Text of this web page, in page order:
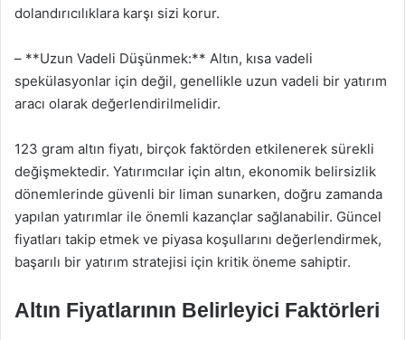
dolandırıcılıklara karşı sizi korur.
– **Uzun Vadeli Düşünmek:** Altın, kısa vadeli
spekülasyonlar için değil, genellikle uzun vadeli bir yatırım
aracı olarak değerlendirilmelidir.
123 gram altın fiyatı, birçok faktörden etkilenerek sürekli
değişmektedir. Yatırımcılar için altın, ekonomik belirsizlik
dönemlerinde güvenli bir liman sunarken, doğru zamanda
yapılan yatırımlar ile önemli kazançlar sağlanabilir. Güncel
fiyatları takip etmek ve piyasa koşullarını değerlendirmek,
başarılı bir yatırım stratejisi için kritik öneme sahiptir.
Altın Fiyatlarının Belirleyici Faktörleri